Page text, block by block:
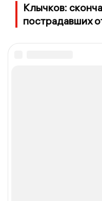
Клычков:
пострадавших